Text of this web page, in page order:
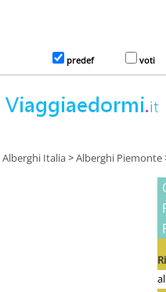
predef voti
Alberghi Italia>Alberghi Piemonte